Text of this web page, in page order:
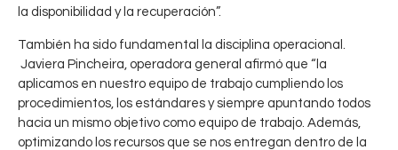
la disponibilidad y la recuperación”.
También ha sido fundamental la disciplina operacional.
Javiera Pincheira, operadora general afirmó que “la
aplicamos en nuestro equipo de trabajo cumpliendo los
procedimientos, los estándares y siempre apuntando todos
hacia un mismo objetivo como equipo de trabajo. Además,
optimizando los recursos que se nos entregan dentro de la
a
e
R
e
s
u